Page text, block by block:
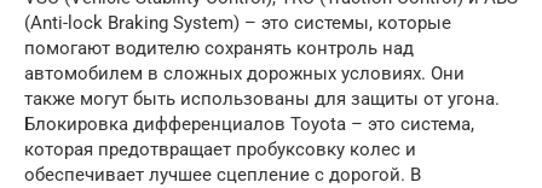
(Anti-lock Braking System) – это системы, которые
помогают водителю сохранять контроль над
автомобилем в сложных дорожных условиях. Они
также могут быть использованы для защиты от угона.
Блокировка дифференциалов Toyota – это система,
которая предотвращает пробуксовку колес и
обеспечивает лучшее сцепление с дорогой. В